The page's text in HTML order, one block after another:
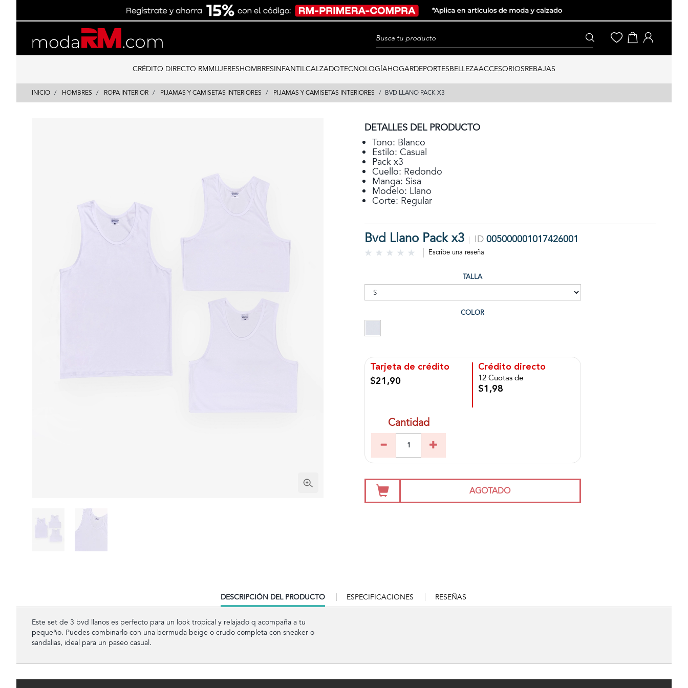
content
navigation
CRÉDITO DIRECTO RMMUJERESHOMBRESINFANTILCALZADOTECNOLOGÍAHOGARDEPORTESBELLEZAACCESORIOSREBAJAS
INICIO HOMBRES ROPA INTERIOR PIJAMAS Y CAMISETAS INTERIORES PIJAMAS Y CAMISETAS INTERIORES BVD LLANO PACK X3
DETALLES DEL PRODUCTO
Tono: Blanco
Estilo: Casual
Pack x3
Cuello: Redondo
Manga: Sisa
Modelo: Llano
Corte: Regular
Bvd Llano Pack x3 ID 005000001017426001
Escribe una reseña
TALLA
COLOR
Tarjeta de crédito
$21,90
Crédito directo
12 Cuotas de
$1,98
Cantidad
AGOTADO
CURRENT
TAB:
DESCRIPCIÓN DEL PRODUCTO ESPECIFICACIONES RESEÑAS
Este set de 3 bvd llanos es perfecto para un look tropical y relajado q acompaña a tu
pequeño. Puedes combinarlo con una bermuda beige o crudo completa con sneaker o
sandalias, ideal para un paseo casual.